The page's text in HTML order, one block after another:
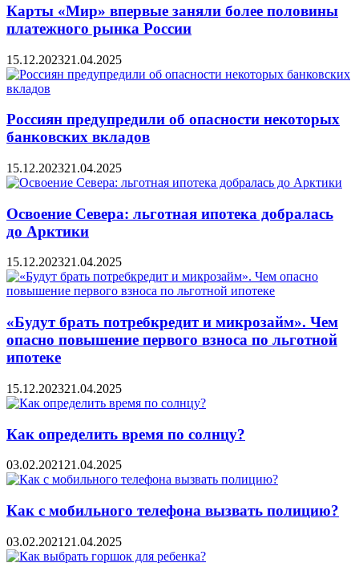
Карты «Мир» впервые заняли более половины
платежного рынка России
15.12.202321.04.2025
Россиян предупредили об опасности некоторых
банковских вкладов
15.12.202321.04.2025
Освоение Севера: льготная ипотека добралась
до Арктики
15.12.202321.04.2025
«Будут брать потребкредит и микрозайм». Чем
опасно повышение первого взноса по льготной
ипотеке
15.12.202321.04.2025
Как определить время по солнцу?
03.02.2021 21.04.2025
Как с мобильного телефона вызвать полицию?
03.02.2021 21.04.2025